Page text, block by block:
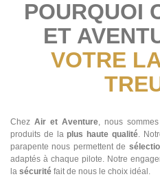
POURQUOI
ET
VOTRE
Chez Air et Aventure, nous
produits de laplus haute qualité.
parapente nous permettent de
adaptés à chaque pilote. Notre
la sécurité fait de nous le choix idéal.